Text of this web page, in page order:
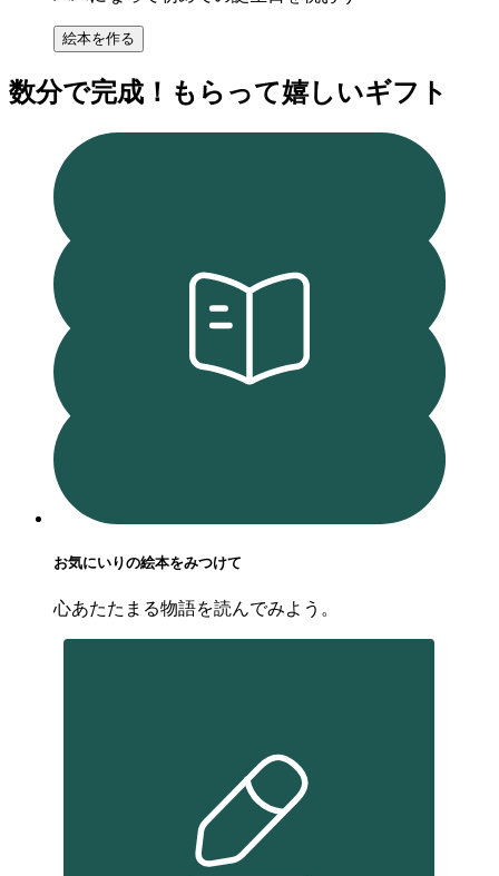
絵本を作る
数分で完成！もらって嬉しいギフト
お気にいりの絵本をみつけて
心あたたまる物語を読んでみよう。